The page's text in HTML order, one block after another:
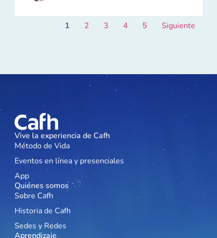
1 2 3 4 5 Siguiente
Vive la experiencia de Cafh
Método de Vida
Eventos en línea y presenciales
App
Quiénes somos
Sobre Cafh
Historia de Cafh
Sedes y Redes
Aprendizaje